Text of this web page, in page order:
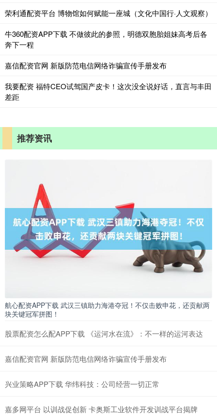
荣利通配资平台 博物馆如何赋能一座城（文化中国行·人文观察）
牛360配资APP下载 不做彼此的参照，明德双胞胎姐妹高考后各
奔下一程
嘉信配资官网 新版防范电信网络诈骗宣传手册发布
我要配资 福特CEO试驾国产皮卡！这次没全说好话，直言与丰田
差距
推荐资讯
航心配资APP下载 武汉三镇助力海港夺冠！不仅击败申花，还贡献两
块关键冠军拼图！
股票配资怎么配APP下载 《运河水在流》：不一样的运河表达
嘉信配资官网 新版防范电信网络诈骗宣传手册发布
兴业策略APP下载 华纬科技：公司经营一切正常
嘉多网平台 以训战促创新 卡奥斯工业软件开发训战平台揭牌